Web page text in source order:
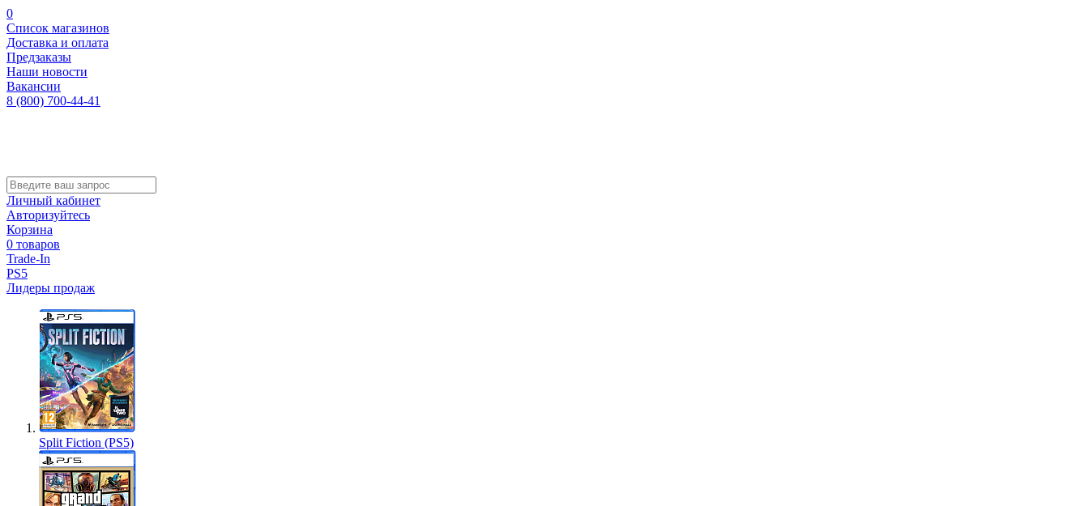
0
Список магазинов
Доставка и оплата
Предзаказы
Наши новости
Вакансии
8 (800) 700-44-41
Личный кабинет
Авторизуйтесь
Корзина
0 товаров
Trade-In
PS5
Лидеры продаж
Split Fiction (PS5)